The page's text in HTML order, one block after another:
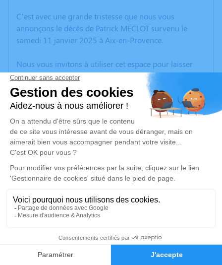
Faire-part Hommages
C’est avec une grande tristesse que nous vous
annonçons le décès de Patrick MECLOT survenu le
samedi 11 janvier 2025 à Aix-en-Provence.
Nous vous invitons à utiliser cet espace pour laisser
vos condoléances, partager des photos souvenirs, une
anecdote ou exprimer vos pensées à travers des
poèmes ou des textes. Cet endroit est un lieu
d'expression dédié à honorer la mémoire de Patrick
MECLOT.
Un service de plantation d’arbre hommage est
disponible ici.
Je rends hommage
Crémation
Crématorium de Provence et Parc Mémorial
de Provence d'Aix-en-Provence